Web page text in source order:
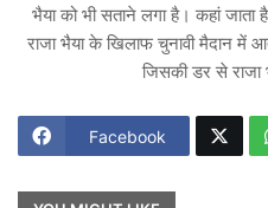
भैया को भी सताने लगा है। कहां जाता है
राजा भैया के खिलाफ चुनावी मैदान में
जिसकी डर से राजा
Facebook